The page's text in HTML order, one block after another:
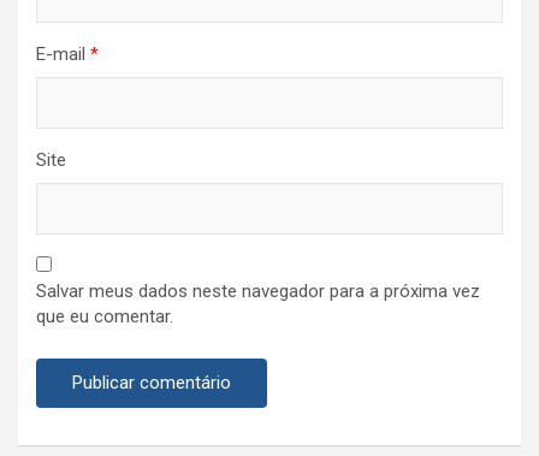
E-mail *
Site
Salvar meus dados neste navegador para a próxima vez
que eu comentar.